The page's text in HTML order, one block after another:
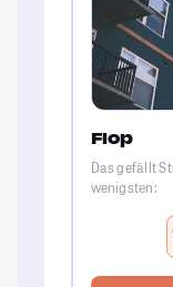
Flop
Das gefällt
wenigsten: